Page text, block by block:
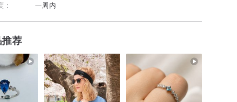
一周内
荐